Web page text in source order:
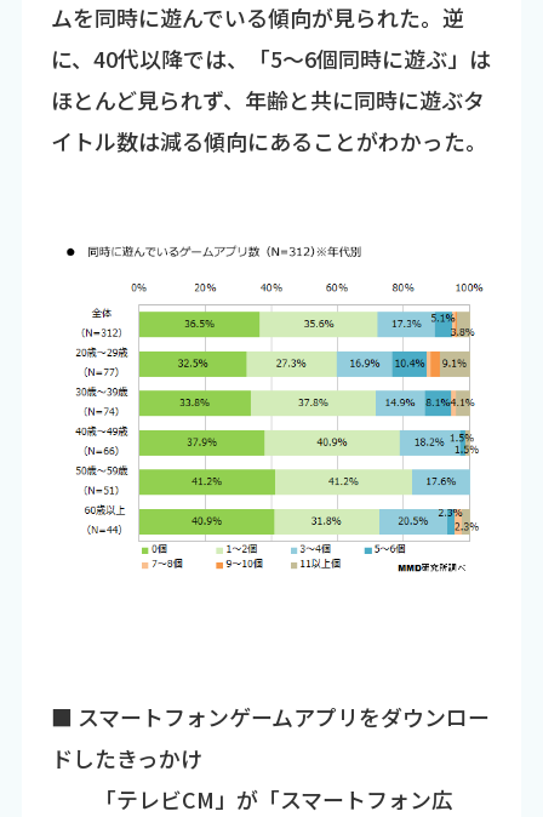
ムを同時に遊んでいる傾向が見られた。逆
に、40代以降では、「5～6個同時に遊ぶ」は
ほとんど見られず、年齢と共に同時に遊ぶタ
イトル数は減る傾向にあることがわかった。
■ スマートフォンゲームアプリをダウンロー
ドしたきっかけ
「テレビCM」が「スマートフォン広